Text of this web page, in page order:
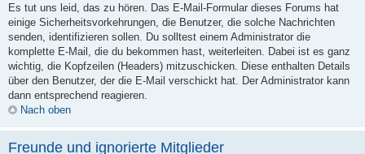
Es tut uns leid, das zu hören. Das E-Mail-Formular dieses Forums hat
einige Sicherheitsvorkehrungen, die Benutzer, die solche Nachrichten
senden, identifizieren sollen. Du solltest einem Administrator die
komplette E-Mail, die du bekommen hast, weiterleiten. Dabei ist es ganz
wichtig, die Kopfzeilen (Headers) mitzuschicken. Diese enthalten Details
über den Benutzer, der die E-Mail verschickt hat. Der Administrator kann
dann entsprechend reagieren.
Nach oben
Freunde und ignorierte Mitglieder